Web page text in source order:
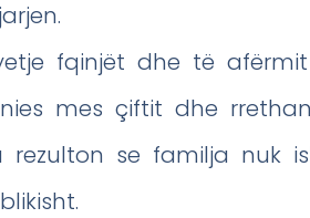
fqinjët dhe të
mes çiftit dhe
se familja nuk